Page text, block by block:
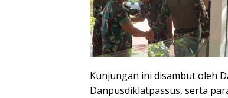
Kunjungan ini disambut oleh
Danpusdiklatpassus, serta